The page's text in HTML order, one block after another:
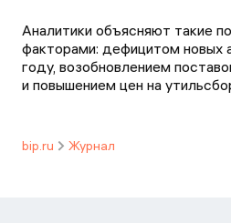
Аналитики объясняют такие
факторами: дефицитом новых
году, возобновлением
и повышением цен на
bip.ru Журнал